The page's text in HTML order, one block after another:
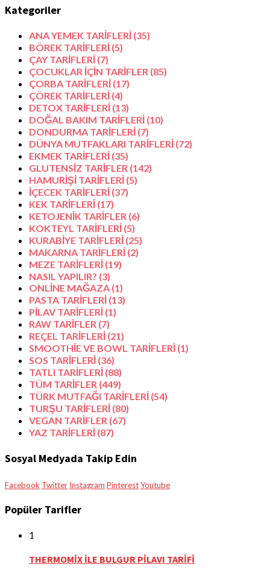
Kategoriler
ANA YEMEK TARİFLERİ (35)
BÖREK TARİFLERİ (5)
ÇAY TARİFLERİ (7)
ÇOCUKLAR İÇİN TARİFLER (85)
ÇORBA TARİFLERİ (17)
ÇÖREK TARİFLERİ (4)
DETOX TARİFLERİ (13)
DOĞAL BAKIM TARİFLERİ (10)
DONDURMA TARİFLERİ (7)
DÜNYA MUTFAKLARI TARİFLERİ (72)
EKMEK TARİFLERİ (35)
GLUTENSİZ TARİFLER (142)
HAMURİŞİ TARİFLERİ (5)
İÇECEK TARİFLERİ (37)
KEK TARİFLERİ (17)
KETOJENİK TARİFLER (6)
KOKTEYL TARİFLERİ (5)
KURABİYE TARİFLERİ (25)
MAKARNA TARİFLERİ (2)
MEZE TARİFLERİ (19)
NASIL YAPILIR? (3)
ONLİNE MAĞAZA (1)
PASTA TARİFLERİ (13)
PİLAV TARİFLERİ (1)
RAW TARİFLER (7)
REÇEL TARİFLERİ (21)
SMOOTHİE VE BOWL TARİFLERİ (1)
SOS TARİFLERİ (36)
TATLI TARİFLERİ (88)
TÜM TARİFLER (449)
TÜRK MUTFAĞI TARİFLERİ (54)
TURŞU TARİFLERİ (80)
VEGAN TARİFLER (67)
YAZ TARİFLERİ (87)
Sosyal Medyada Takip Edin
Facebook Twitter Instagram PinterestYoutube
Popüler Tarifler
1
THERMOMİX İLE BULGUR PİLAVI TARİFİ